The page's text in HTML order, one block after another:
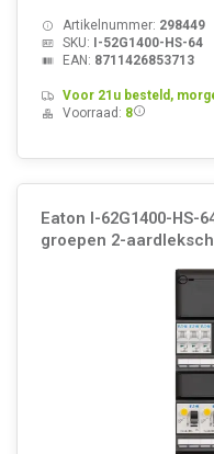
Artikelnummer: 298449
SKU: I-52G1400-HS-64
EAN: 8711426853713
Voor 21u besteld,
Voorraad: 8
Eaton I-62G1400-HS-
groepen 2-